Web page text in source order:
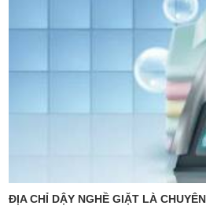
ĐỊA CHỈ DẬY NGHỀ GIẶT LÀ